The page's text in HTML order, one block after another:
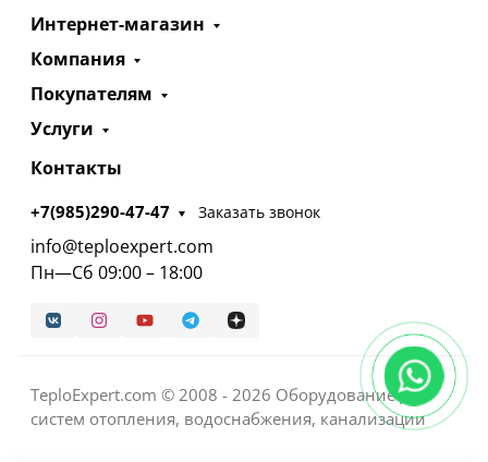
Интернет-магазин
Компания
Покупателям
Услуги
Контакты
+7(985)290-47-47 Заказать звонок
info@teploexpert.com
Пн—Сб 09:00 – 18:00
TeploExpert.com © 2008 - 2026 Оборудование для
систем отопления, водоснабжения, канализации